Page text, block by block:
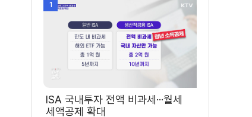
1
ISA 국내투자 전액 비과세···월세
세액공제 확대